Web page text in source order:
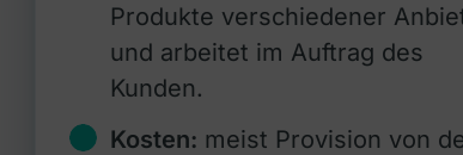
Produkte verschiedener
und arbeitet im Auftrag des
Kunden.
Kosten: meist Provision von